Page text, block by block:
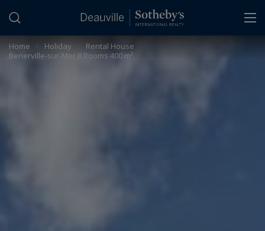
Home > Holiday
Rental House
Benerville-sur-Mer 8 Rooms 400 m²